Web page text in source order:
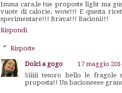
Imma cara,le tue proposte light ma
vuote di calorie, wow!!! E questa
sperimentare!!! Brava!!! Bacioni!!!
Rispondi
Risposte
Dolci a gogo
17 maggio
Siiiii tesoro bello le fragole
proposta!! Un bacioneeee